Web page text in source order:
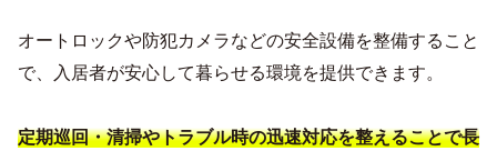
オートロックや防犯カメラなどの安全設備を整備すること
で、入居者が安心して暮らせる環境を提供できます。
定期巡回・清掃やトラブル時の迅速対応を整えることで長